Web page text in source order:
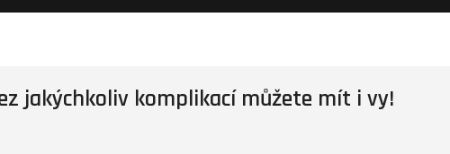
jakýchkoliv komplikací můžete mít i vy!